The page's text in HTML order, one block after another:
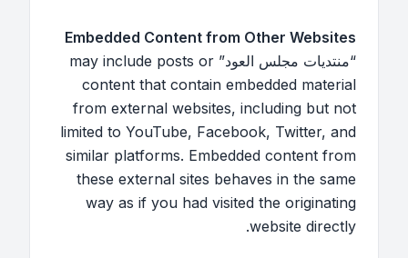
Embedded Content from Other Websites
“منتديات مجلس العود” may include posts or
content that contain embedded material
from external websites, including but not
limited to YouTube, Facebook, Twitter, and
similar platforms. Embedded content from
these external sites behaves in the same
way as if you had visited the originating
website directly.